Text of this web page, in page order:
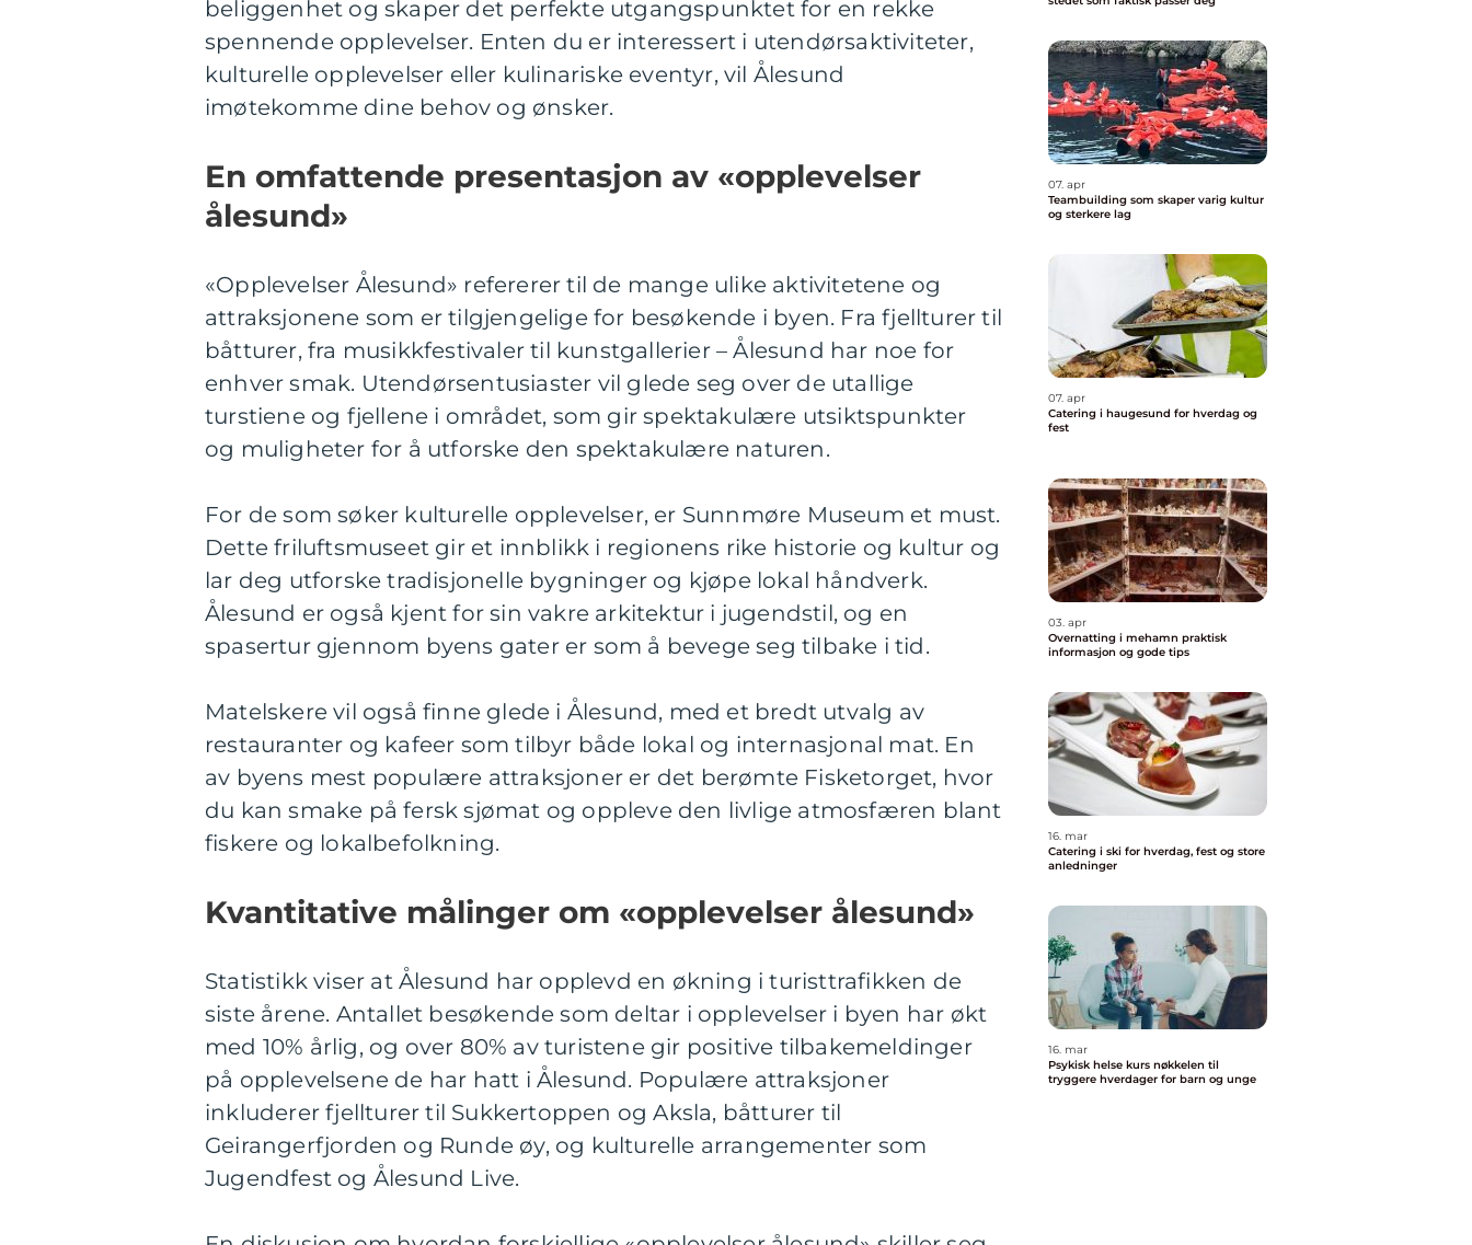
beliggenhet og skaper det perfekte utgangspunktet for en rekke
spennende opplevelser. Enten du er interessert i utendørsaktiviteter,
kulturelle opplevelser eller kulinariske eventyr, vil Ålesund
imøtekomme dine behov og ønsker.
En omfattende presentasjon av «opplevelser
ålesund»
«Opplevelser Ålesund» refererer til de mange ulike aktivitetene og
attraksjonene som er tilgjengelige for besøkende i byen. Fra fjellturer til
båtturer, fra musikkfestivaler til kunstgallerier – Ålesund har noe for
enhver smak. Utendørsentusiaster vil glede seg over de utallige
turstiene og fjellene i området, som gir spektakulære utsiktspunkter
og muligheter for å utforske den spektakulære naturen.
For de som søker kulturelle opplevelser, er Sunnmøre Museum et must.
Dette friluftsmuseet gir et innblikk i regionens rike historie og kultur og
lar deg utforske tradisjonelle bygninger og kjøpe lokal håndverk.
Ålesund er også kjent for sin vakre arkitektur i jugendstil, og en
spasertur gjennom byens gater er som å bevege seg tilbake i tid.
Matelskere vil også finne glede i Ålesund, med et bredt utvalg av
restauranter og kafeer som tilbyr både lokal og internasjonal mat. En
av byens mest populære attraksjoner er det berømte Fisketorget, hvor
du kan smake på fersk sjømat og oppleve den livlige atmosfæren blant
fiskere og lokalbefolkning.
Kvantitative målinger om «opplevelser ålesund»
Statistikk viser at Ålesund har opplevd en økning i turisttrafikken de
siste årene. Antallet besøkende som deltar i opplevelser i byen har økt
med 10% årlig, og over 80% av turistene gir positive tilbakemeldinger
på opplevelsene de har hatt i Ålesund. Populære attraksjoner
inkluderer fjellturer til Sukkertoppen og Aksla, båtturer til
Geirangerfjorden og Runde øy, og kulturelle arrangementer som
Jugendfest og Ålesund Live.
07. apr
Teambuilding som skaper varig kultur
og sterkere lag
07. apr
Catering i haugesund for hverdag og
fest
03. apr
Overnatting i mehamn praktisk
informasjon og gode tips
16. mar
Catering i ski for hverdag, fest og store
anledninger
16. mar
Psykisk helse kurs nøkkelen til
tryggere hverdager for barn og unge